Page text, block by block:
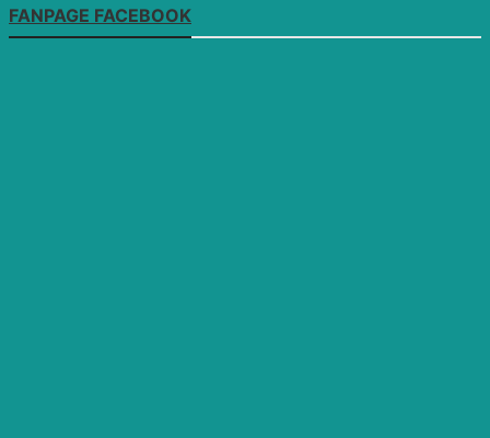
FANPAGE FACEBOOK